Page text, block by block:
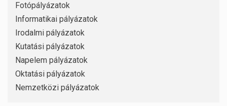
Fotópályázatok
Informatikai pályázatok
Irodalmi pályázatok
Kutatási pályázatok
Napelem pályázatok
Oktatási pályázatok
Nemzetközi pályázatok